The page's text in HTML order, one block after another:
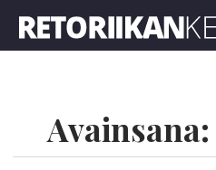
Avainsana: